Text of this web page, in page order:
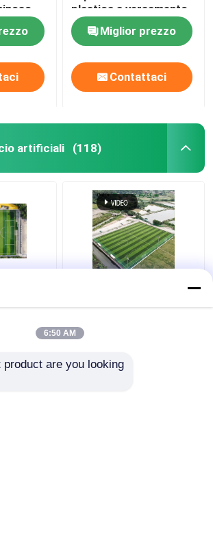
plastica a versamento
completo con elevato
attritoMiglior prezzo
Contattaci
artificiali (118)
alle
elevata6:50 AM
product are you looking